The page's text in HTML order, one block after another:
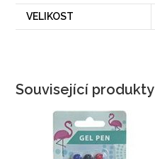
VELIKOST
Související produkty